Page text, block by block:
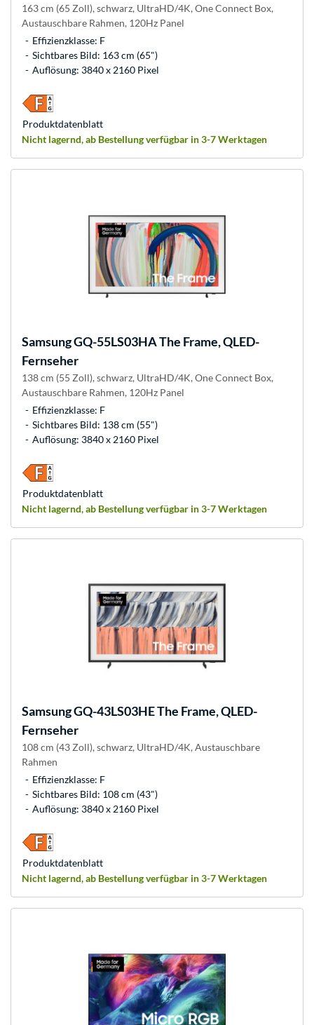
163 cm (65 Zoll), schwarz, UltraHD/4K, One Connect Box,
Austauschbare Rahmen, 120Hz Panel
Effizienzklasse: F
Sichtbares Bild: 163 cm (65")
Auflösung: 3840 x 2160 Pixel
Nicht lagernd, ab Bestellung verfügbar in 3-7 Werktagen
Produkt­datenblatt
SamsungGQ-55LS03HA The Frame, QLED-
Fernseher
138 cm (55 Zoll), schwarz, UltraHD/4K, One Connect Box,
Austauschbare Rahmen, 120Hz Panel
Effizienzklasse: F
Sichtbares Bild: 138 cm (55")
Auflösung: 3840 x 2160 Pixel
Nicht lagernd, ab Bestellung verfügbar in 3-7 Werktagen
Produkt­datenblatt
SamsungGQ-43LS03HE The Frame, QLED-
Fernseher
108 cm (43 Zoll), schwarz, UltraHD/4K, Austauschbare
Rahmen
Effizienzklasse: F
Sichtbares Bild: 108 cm (43")
Auflösung: 3840 x 2160 Pixel
Nicht lagernd, ab Bestellung verfügbar in 3-7 Werktagen
Produkt­datenblatt